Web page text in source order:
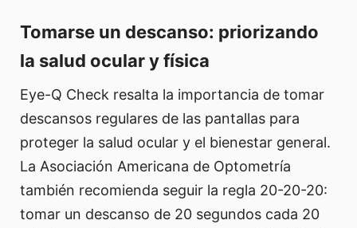
Tomarse un descanso: priorizando
la salud ocular y física
Eye-Q Check resalta la importancia de tomar
descansos regulares de las pantallas para
proteger la salud ocular y el bienestar general.
La Asociación Americana de Optometría
también recomienda seguir la regla 20-20-20:
tomar un descanso de 20 segundos cada 20